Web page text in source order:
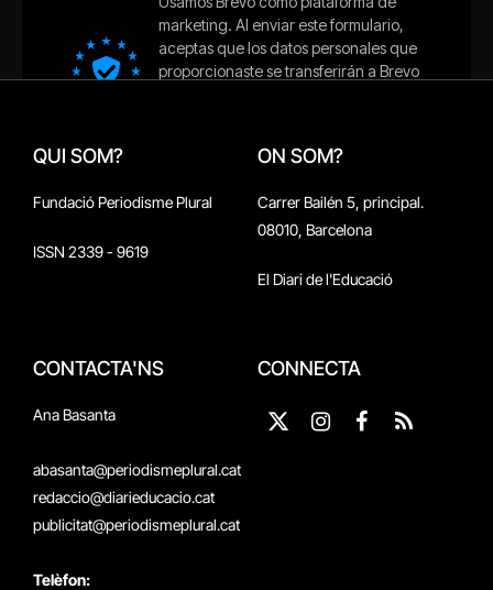
QUI SOM?
Fundació Periodisme Plural
ISSN 2339 - 9619
ON SOM?
Carrer Bailén 5, principal.
08010, Barcelona
El Diari de l'Educació
CONTACTA'NS
Ana Basanta
abasanta@periodismeplural.cat
redaccio@diarieducacio.cat
publicitat@periodismeplural.cat
Telèfon:
CONNECTA
X
Instagram
Facebook
RSS